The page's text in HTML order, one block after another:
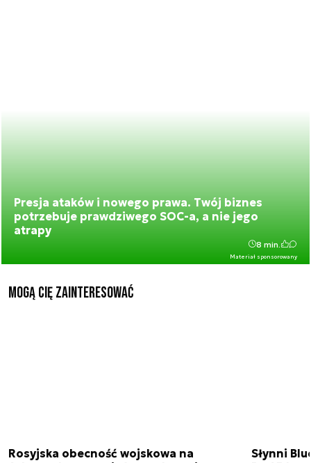
Presja ataków i nowego prawa. Twój biznes
potrzebuje prawdziwego SOC-a, a nie jego
atrapy
Materiał sponsorowany
8 min.
Mogą Cię zainteresować
Rosyjska obecność wojskowa na
Słynni